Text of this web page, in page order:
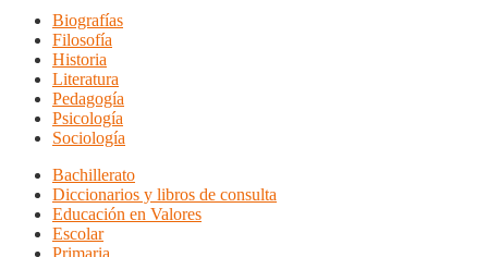
Biografías
Filosofía
Historia
Literatura
Pedagogía
Psicología
Sociología
Bachillerato
Diccionarios y libros de consulta
Educación en Valores
Escolar
Primaria